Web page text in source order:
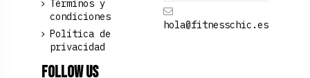
Términos y
condiciones
Política de
privacidad
hola@fitnesschic.es
Follow us